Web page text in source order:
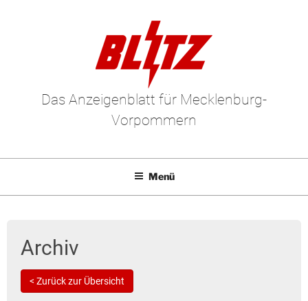
Das Anzeigenblatt für Mecklenburg-
Vorpommern
Menü
Archiv
< Zurück zur Übersicht